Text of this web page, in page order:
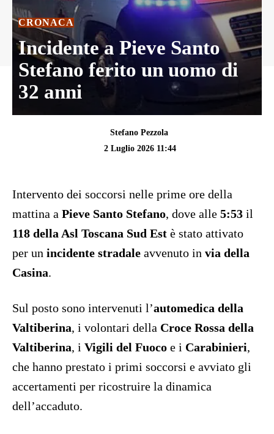
CRONACA
Incidente a Pieve Santo
Stefano ferito un uomo di
32 anni
Stefano Pezzola
2 Luglio 2026 11:44
Intervento dei soccorsi nelle prime ore della
mattina a Pieve Santo Stefano, dove alle 5:53 il
118 della Asl Toscana Sud Est è stato attivato
per un incidente stradale avvenuto in via della
Casina.
Sul posto sono intervenuti l’automedica della
Valtiberina, i volontari della Croce Rossa della
Valtiberina, i Vigili del Fuoco e i Carabinieri,
che hanno prestato i primi soccorsi e avviato gli
accertamenti per ricostruire la dinamica
dell’accaduto.